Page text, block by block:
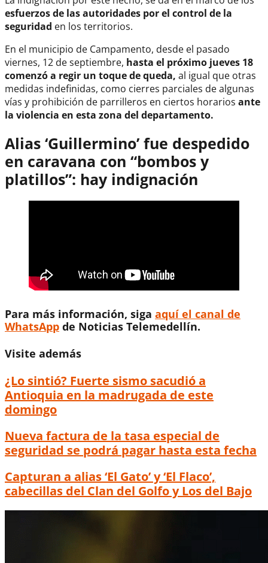
esfuerzos de las autoridades por el control de la
seguridad en los territorios.
En el municipio de Campamento, desde el pasado
viernes, 12 de septiembre, hasta el próximo jueves 18
comenzó a regir un toque de queda, al igual que otras
medidas indefinidas, como cierres parciales de algunas
vías y prohibición de parrilleros en ciertos horarios ante
la violencia en esta zona del departamento.
Alias ‘Guillermino’ fue despedido
en caravana con “bombos y
platillos”: hay indignación
Para más información, siga aquí el canal de
WhatsApp de Noticias Telemedellín.
Visite además
¿Lo sintió? Fuerte sismo sacudió a
Antioquia en la madrugada de este
domingo
Nueva factura de la tasa especial de
seguridad se podrá pagar hasta esta fecha
Capturan a alias ‘El Gato’ y ‘El Flaco’,
cabecillas del Clan del Golfo y Los del Bajo